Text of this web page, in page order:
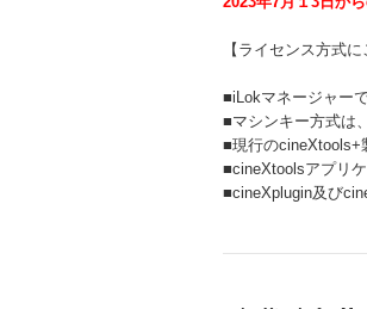
【ライセンス方式に
■iLokマネージャー
■マシンキー方式は
■現行のcineXtools+
■cineXtoolsアプリ
■cineXplugin及び